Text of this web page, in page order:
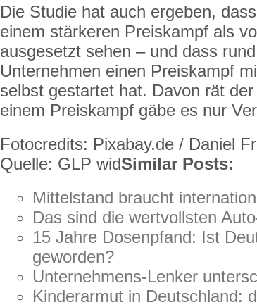
Die Studie hat auch ergeben,
einem stärkeren Preiskampf als
ausgesetzt sehen – und dass
Unternehmen einen Preiskampf
selbst gestartet hat. Davon rät
einem Preiskampf gäbe es nur
Fotocredits: Pixabay.de / Daniel
Quelle: GLP widSimilar Posts:
Mittelstand braucht
Das sind die wertvollsten
15 Jahre Dosenpfand: Ist
geworden?
Unternehmens-Lenker
Kinderarmut in Deutschland: